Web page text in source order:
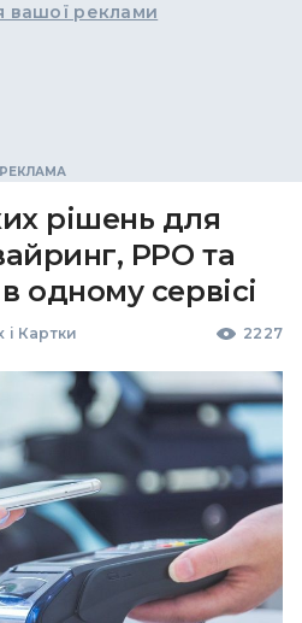
вашої реклами
рішень для
РРО та
одному сервісі
і Картки 2227